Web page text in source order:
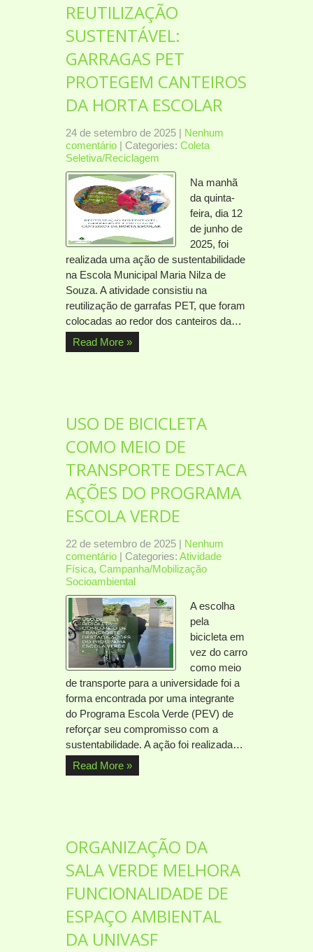
REUTILIZAÇÃO
SUSTENTÁVEL:
GARRAGAS PET
PROTEGEM CANTEIROS
DA HORTA ESCOLAR
24 de setembro de 2025 | Nenhum
comentário | Categories: Coleta
Seletiva/Reciclagem
Na manhã
da quinta-
feira, dia 12
de junho de
2025, foi
realizada uma ação de sustentabilidade
na Escola Municipal Maria Nilza de
Souza. A atividade consistiu na
reutilização de garrafas PET, que foram
colocadas ao redor dos canteiros da…
Read More »
USO DE BICICLETA
COMO MEIO DE
TRANSPORTE DESTACA
AÇÕES DO PROGRAMA
ESCOLA VERDE
22 de setembro de 2025 | Nenhum
comentário | Categories: Atividade
Física, Campanha/Mobilização
Socioambiental
A escolha
pela
bicicleta em
vez do carro
como meio
de transporte para a universidade foi a
forma encontrada por uma integrante
do Programa Escola Verde (PEV) de
reforçar seu compromisso com a
sustentabilidade. A ação foi realizada…
Read More »
ORGANIZAÇÃO DA
SALA VERDE MELHORA
FUNCIONALIDADE DE
ESPAÇO AMBIENTAL
DA UNIVASF